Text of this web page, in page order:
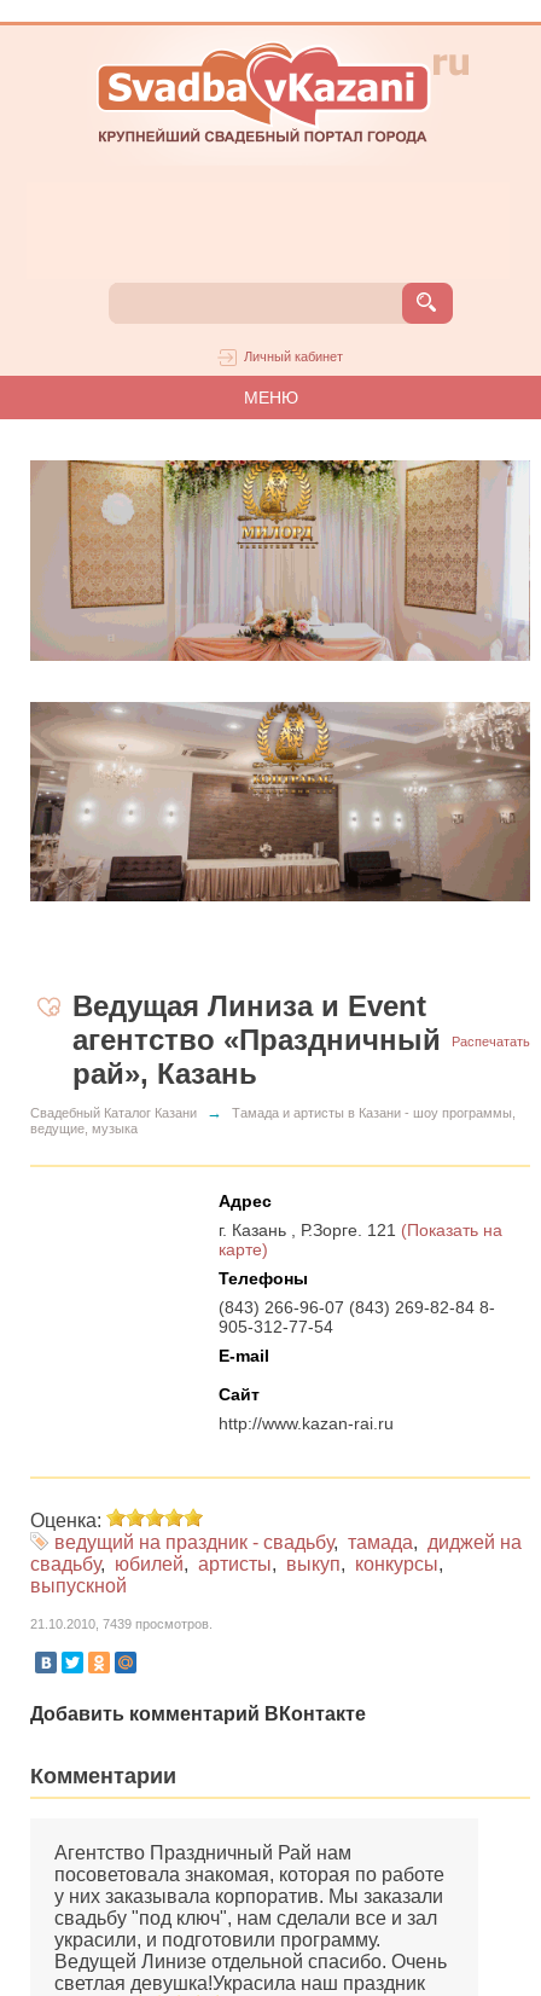
Личный кабинет
МЕНЮ
Распечатать
Ведущая Линиза и Event
агентство «Праздничный
рай», Казань
Свадебный Каталог Казани →
Тамада и артисты в Казани - шоу программы,
ведущие, музыка
Адрес
г. Казань , Р.Зорге. 121 (Показать на
карте)
Телефоны
(843) 266-96-07 (843) 269-82-84 8-
905-312-77-54
E-mail
Сайт
http://www.kazan-rai.ru
Оценка:
ведущий на праздник - свадьбу, тамада, диджей на
свадьбу, юбилей, артисты, выкуп, конкурсы,
выпускной
21.10.2010, 7439 просмотров.
Добавить комментарий ВКонтакте
Комментарии
Агентство Праздничный Рай нам
посоветовала знакомая, которая по работе
у них заказывала корпоратив. Мы заказали
свадьбу "под ключ", нам сделали все и зал
украсили, и подготовили программу.
Ведущей Линизе отдельной спасибо. Очень
светлая девушка!Украсила наш праздник